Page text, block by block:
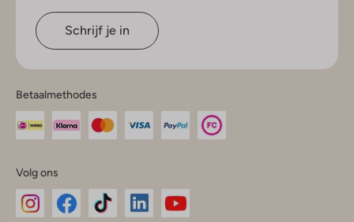
Schrijf je in
Betaalmethodes
Volg ons